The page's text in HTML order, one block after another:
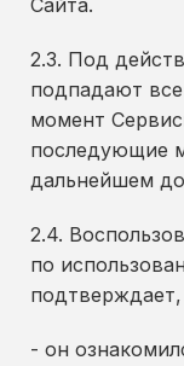
Сайта.
2.3. Под
подпадают
момент
последующие
дальнейшем
2.4.
по
подтверждает,
- он